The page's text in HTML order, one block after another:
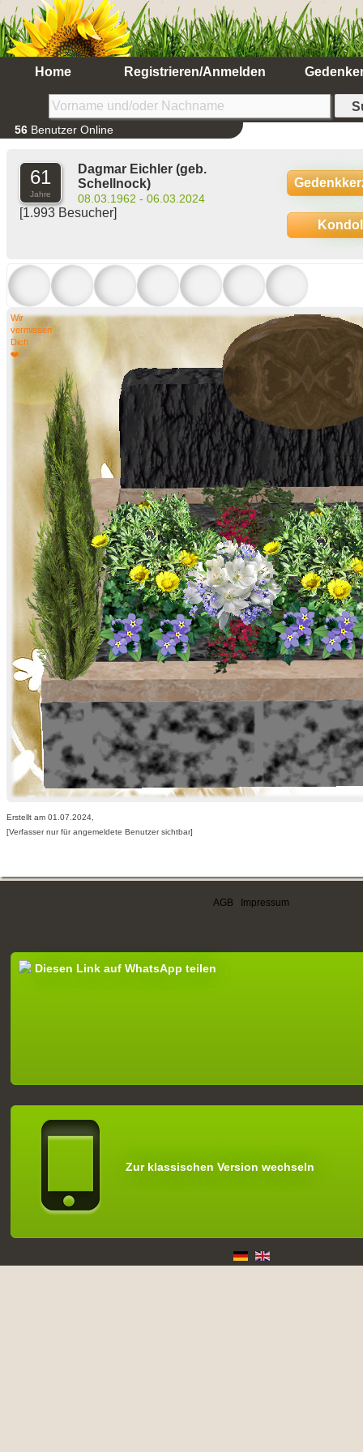
Home Registrieren/Anmelden
56 Benutzer Online
61
Jahre
Dagmar Eichler (geb.
Schellnock)
08.03.1962 - 06.03.2024
[1.993 Besucher]
Wir
vermissen
Dich
❤️
Erstellt am 01.07.2024,
[Verfasser nur für angemeldete Benutzer sichtbar]
AGB Impressum
Diesen Link auf WhatsApp teilen
Zur klassischen Version wechseln